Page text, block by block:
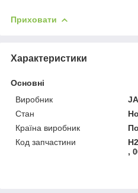
Приховати
Характеристики
Основні
Виробник
Стан
Країна виробник
Код запчастини
,